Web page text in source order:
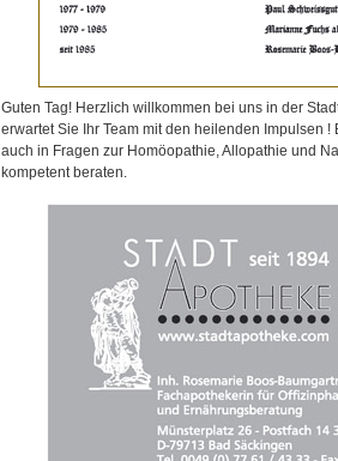
Guten Tag! Herzlich willkommen bei uns in der
erwartet Sie Ihr Team mit den heilenden Impulsen !
auch in Fragen zur Homöopathie, Allopathie und
kompetent beraten.